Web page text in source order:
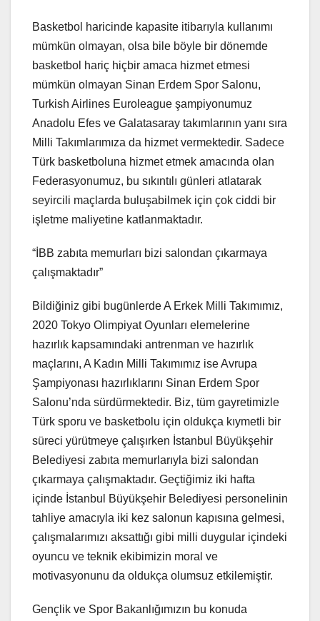
Basketbol haricinde kapasite itibarıyla kullanımı
mümkün olmayan, olsa bile böyle bir dönemde
basketbol hariç hiçbir amaca hizmet etmesi
mümkün olmayan Sinan Erdem Spor Salonu,
Turkish Airlines Euroleague şampiyonumuz
Anadolu Efes ve Galatasaray takımlarının yanı sıra
Milli Takımlarımıza da hizmet vermektedir. Sadece
Türk basketboluna hizmet etmek amacında olan
Federasyonumuz, bu sıkıntılı günleri atlatarak
seyircili maçlarda buluşabilmek için çok ciddi bir
işletme maliyetine katlanmaktadır.
“İBB zabıta memurları bizi salondan çıkarmaya
çalışmaktadır”
Bildiğiniz gibi bugünlerde A Erkek Milli Takımımız,
2020 Tokyo Olimpiyat Oyunları elemelerine
hazırlık kapsamındaki antrenman ve hazırlık
maçlarını, A Kadın Milli Takımımız ise Avrupa
Şampiyonası hazırlıklarını Sinan Erdem Spor
Salonu’nda sürdürmektedir. Biz, tüm gayretimizle
Türk sporu ve basketbolu için oldukça kıymetli bir
süreci yürütmeye çalışırken İstanbul Büyükşehir
Belediyesi zabıta memurlarıyla bizi salondan
çıkarmaya çalışmaktadır. Geçtiğimiz iki hafta
içinde İstanbul Büyükşehir Belediyesi personelinin
tahliye amacıyla iki kez salonun kapısına gelmesi,
çalışmalarımızı aksattığı gibi milli duygular içindeki
oyuncu ve teknik ekibimizin moral ve
motivasyonunu da oldukça olumsuz etkilemiştir.
Gençlik ve Spor Bakanlığımızın bu konuda